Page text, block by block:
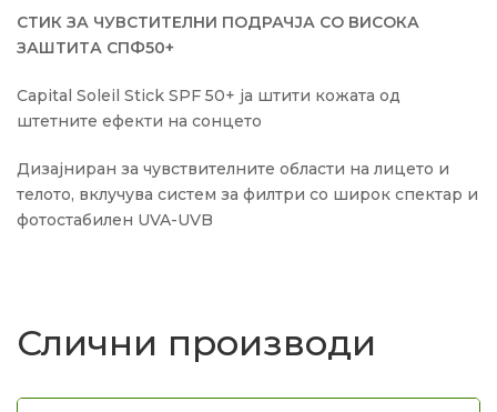
СТИК ЗА ЧУВСТИТЕЛНИ ПОДРАЧЈА СО ВИСОКА
ЗАШТИТА СПФ50+
Capital Soleil Stick SPF 50+ ја штити кожата од
штетните ефекти на сонцето
Дизајниран за чувствителните области на лицето и
телото, вклучува систем за филтри со широк спектар и
фотостабилен UVA-UVB
Слични производи